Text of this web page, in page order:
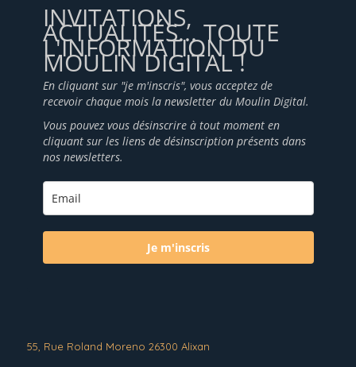
INVITATIONS,
ACTUALITÉS... TOUTE
L'INFORMATION DU
MOULIN DIGITAL !
En cliquant sur "je m'inscris", vous acceptez de
recevoir chaque mois la newsletter du Moulin Digital.
Vous pouvez vous désinscrire à tout moment en
cliquant sur les liens de désinscription présents dans
nos newsletters.
Je m'inscris
55, Rue Roland Moreno 26300 Alixan